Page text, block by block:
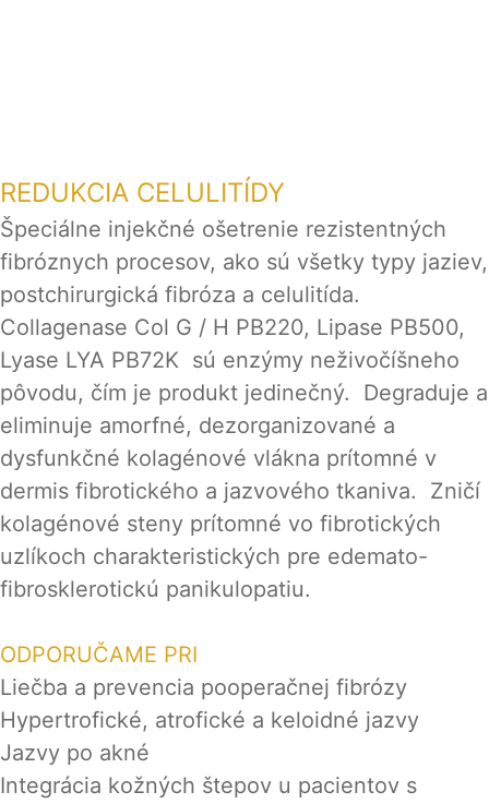
REDUKCIA CELULITÍDY
Špeciálne injekčné ošetrenie rezistentných
fibróznych procesov, ako sú všetky typy jaziev,
postchirurgická fibróza a celulitída.
Collagenase Col G / H PB220, Lipase PB500,
Lyase LYA PB72K sú enzýmy neživočíšneho
pôvodu, čím je produkt jedinečný. Degraduje a
eliminuje amorfné, dezorganizované a
dysfunkčné kolagénové vlákna prítomné v
dermis fibrotického a jazvového tkaniva. Zničí
kolagénové steny prítomné vo fibrotických
uzlíkoch charakteristických pre edemato-
fibrosklerotickú panikulopatiu.
ODPORUČAME PRI
Liečba a prevencia pooperačnej fibrózy
Hypertrofické, atrofické a keloidné jazvy
Jazvy po akné
Integrácia kožných štepov u pacientov s